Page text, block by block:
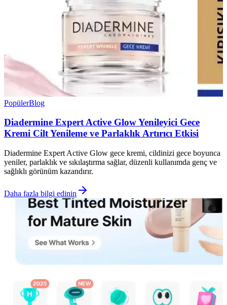
PopülerBlog
Diadermine Expert Active Glow Yenileyici Gece
Kremi Cilt Yenileme ve Parlaklık Artırıcı Etkisi
Diadermine Expert Active Glow gece kremi, cildinizi gece boyunca
yeniler, parlaklık ve sıkılaştırma sağlar, düzenli kullanımda genç ve
sağlıklı görünüm kazandırır.
Daha fazla bilgi edinin